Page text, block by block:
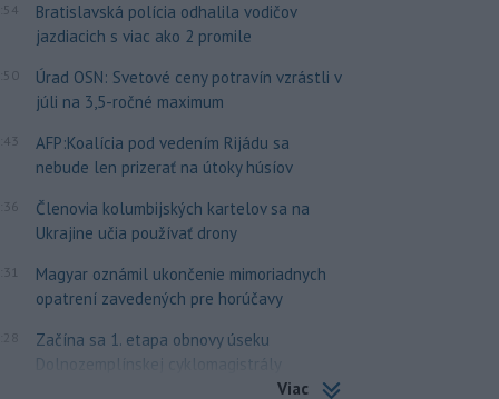
Bratislavská polícia odhalila vodičov
jazdiacich s viac ako 2 promile
Úrad OSN: Svetové ceny potravín vzrástli v
júli na 3,5-ročné maximum
AFP:Koalícia pod vedením Rijádu sa
nebude len prizerať na útoky húsíov
Členovia kolumbijských kartelov sa na
Ukrajine učia používať drony
Magyar oznámil ukončenie mimoriadnych
opatrení zavedených pre horúčavy
Začína sa 1. etapa obnovy úseku
Dolnozemplínskej cyklomagistrály
Viac